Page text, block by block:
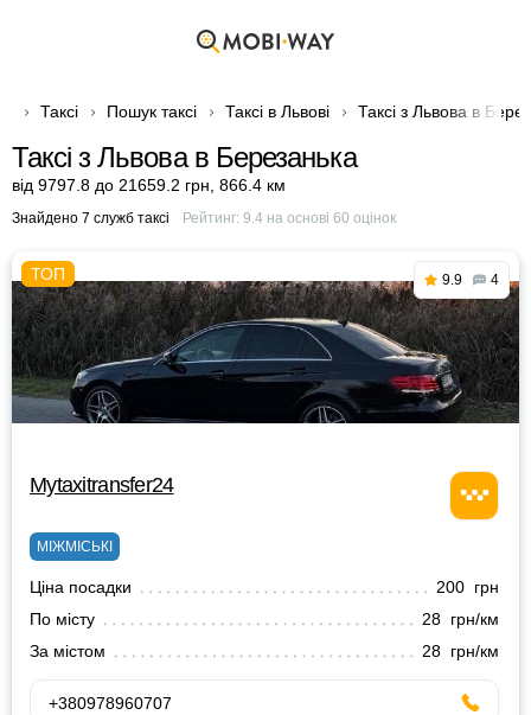
Таксі Пошук таксі Таксі в Львові Таксі з Львова в
Таксі з Львова в Березанька
від 9797.8 до 21659.2 грн 866.4 км
Знайдено 7 служб таксі Рейтинг: 9.4на основі 60 оцінок
9.9 4
Mytaxitransfer24
МІЖМІСЬКІ
Ціна посадки
200 грн
По місту
28 грн/км
За містом
28 грн/км
+380978960707